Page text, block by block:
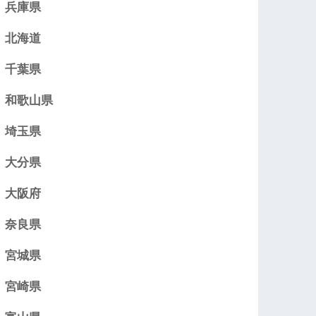
兵庫県
北海道
千葉県
和歌山県
埼玉県
大分県
大阪府
奈良県
宮城県
宮崎県